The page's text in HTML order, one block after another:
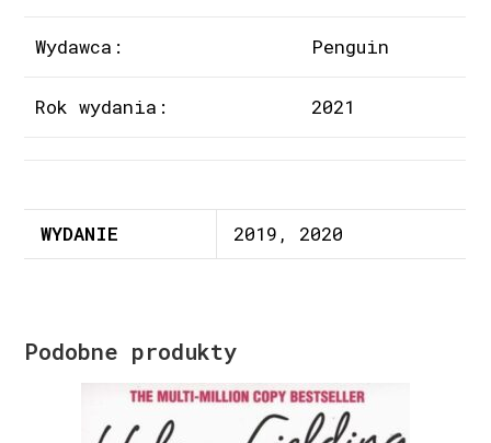
Wydawca: Penguin
Rok wydania: 2021
WYDANIE 2019, 2020
Podobne produkty